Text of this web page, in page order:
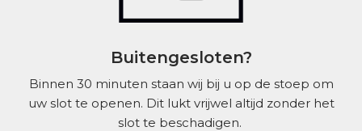
Buitengesloten?
Binnen 30 minuten staan wij bij u op de stoep om
uw slot te openen. Dit lukt vrijwel altijd zonder het
slot te beschadigen.